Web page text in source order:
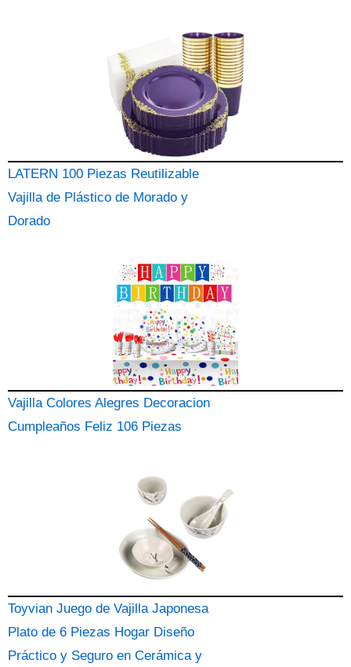
LATERN 100 Piezas Reutilizable
Vajilla de Plástico de Morado y
Dorado
Vajilla Colores Alegres Decoracion
Cumpleaños Feliz 106 Piezas
Toyvian Juego de Vajilla Japonesa
Plato de 6 Piezas Hogar Diseño
Práctico y Seguro en Cerámica y